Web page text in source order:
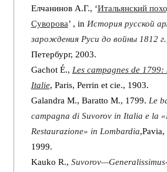
Елчанинов А.Г., ‘Итальянский
Суворова’ , in История русской
зарождения Руси до войны 1812 г.
Петербург, 2003.
Gachot É., Les campagnes de 1799:
Italie, Paris, Perrin et cie., 1903.
Galandra M., Baratto M., 1799. Le
campagna di Suvorov in Italia e la
Restaurazione» in Lombardia
1999.
Kauko R.,